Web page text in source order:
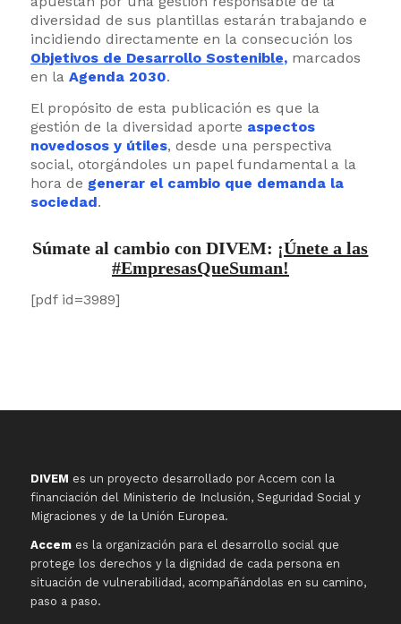
diversidad de sus plantillas estarán trabajando e
incidiendo directamente en la consecución los
Objetivos de Desarrollo Sostenible,marcados
en la Agenda 2030.
El propósito de esta publicación es que la
gestión de la diversidad aporte aspectos
novedosos y útiles, desde una perspectiva
social, otorgándoles un papel fundamental a la
hora de generar el cambio que demanda la
sociedad.
Súmate al cambio con DIVEM: ¡Únete a las
#EmpresasQueSuman!
[pdf id=3989]
DIVEM es un proyecto desarrollado por Accem con la
financiación del Ministerio de Inclusión, Seguridad Social y
Migraciones y de la Unión Europea.
Accemes la organización para el desarrollo social que
protege los derechos y la dignidad de cada persona en
situación de vulnerabilidad, acompañándolas en su camino,
paso a paso.